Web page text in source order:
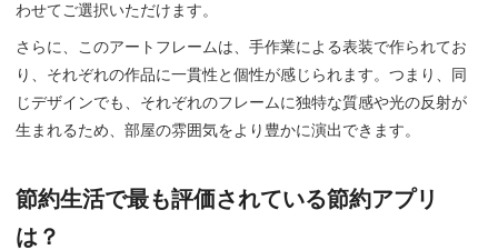
わせてご選択いただけます。
さらに、このアートフレームは、手作業による表装で作られてお
り、それぞれの作品に一貫性と個性が感じられます。つまり、同
じデザインでも、それぞれのフレームに独特な質感や光の反射が
生まれるため、部屋の雰囲気をより豊かに演出できます。
節約生活で最も評価されている節約アプリ
は？